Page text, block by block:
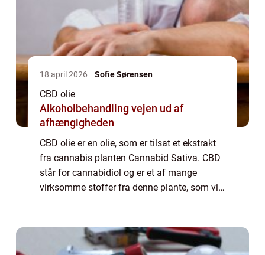
18 april 2026 Sofie Sørensen
CBD olie
Alkoholbehandling vejen ud af
afhængigheden
CBD olie er en olie, som er tilsat et ekstrakt
fra cannabis planten Cannabid Sativa. CBD
står for cannabidiol og er et af mange
virksomme stoffer fra denne plante, som vi